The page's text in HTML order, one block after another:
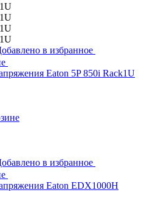
в избранное
Eaton 5P 850i Rack1U
в избранное
Eaton EDX1000H